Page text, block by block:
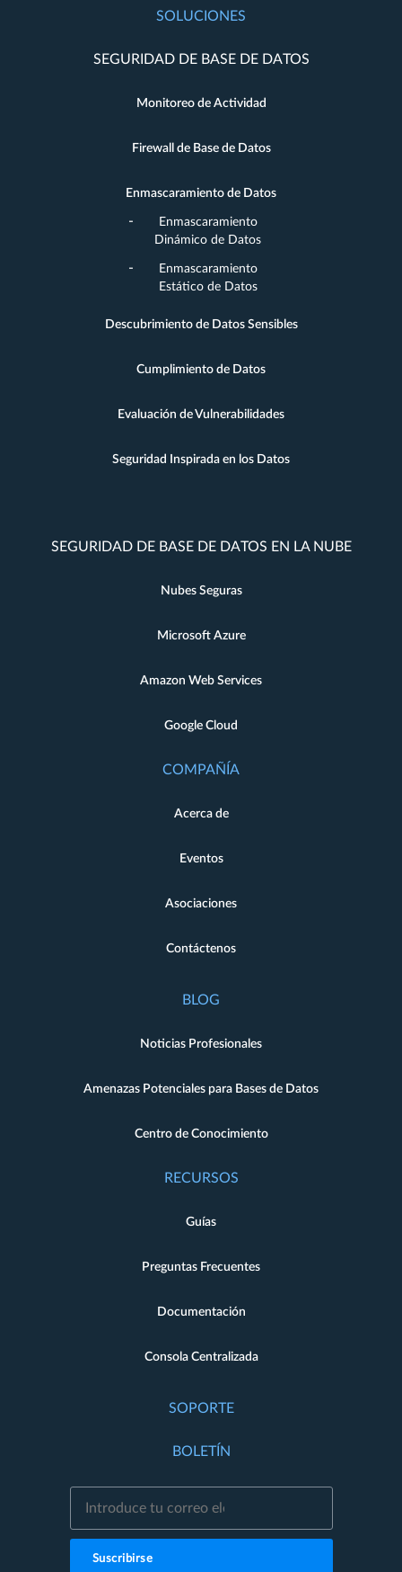
SOLUCIONES
SEGURIDAD DE BASE DE DATOS
Monitoreo de Actividad
Firewall de Base de Datos
Enmascaramiento de Datos
Enmascaramiento
Dinámico de Datos
Enmascaramiento
Estático de Datos
Descubrimiento de Datos Sensibles
Cumplimiento de Datos
Evaluación de Vulnerabilidades
Seguridad Inspirada en los Datos
SEGURIDAD DE BASE DE DATOS EN LA NUBE
Nubes Seguras
Microsoft Azure
Amazon Web Services
Google Cloud
COMPAÑÍA
Acerca de
Eventos
Asociaciones
Contáctenos
BLOG
Noticias Profesionales
Amenazas Potenciales para Bases de Datos
Centro de Conocimiento
RECURSOS
Guías
Preguntas Frecuentes
Documentación
Consola Centralizada
SOPORTE
BOLETÍN
Suscribirse